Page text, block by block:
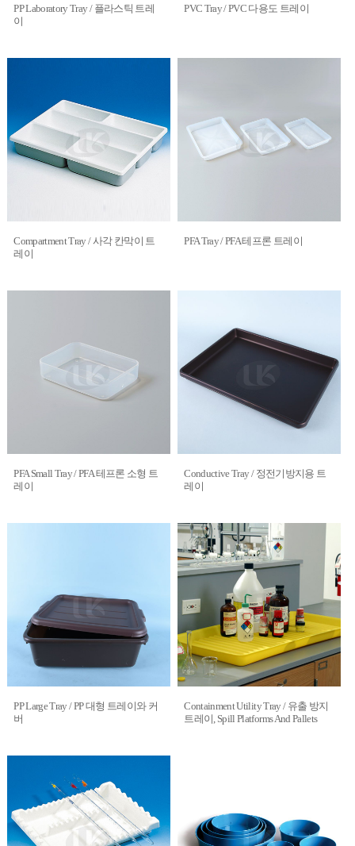
PP Laboratory Tray / 플라스틱 트레
이
PVC Tray / PVC 다용도 트레이
Compartment Tray / 사각 칸막이 트
레이
PFA Tray / PFA 테프론 트레이
PFA Small Tray / PFA 테프론 소형 트
레이
Conductive Tray / 정전기방지용 트
레이
PP Large Tray / PP 대형 트레이와 커
버
Containment Utility Tray / 유출 방지
트레이, Spill Platforms And Pallets